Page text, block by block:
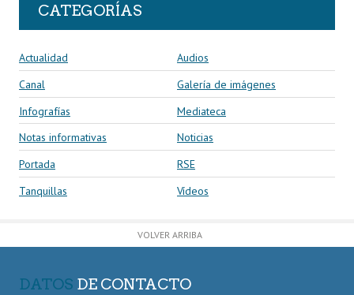
CATEGORÍAS
Actualidad
Audios
Canal
Galería de imágenes
Infografías
Mediateca
Notas informativas
Noticias
Portada
RSE
Tanquillas
Vídeos
VOLVER ARRIBA
DATOS DE CONTACTO